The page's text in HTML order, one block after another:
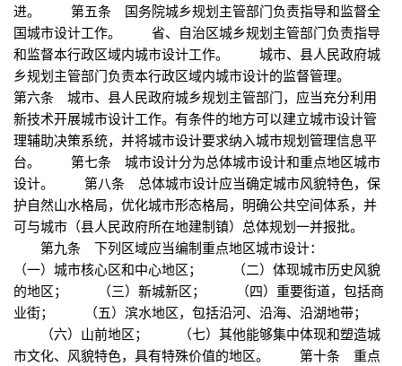
进。 第五条 国务院城乡规划主管部门负责指导和监督全
国城市设计工作。 省、自治区城乡规划主管部门负责指导
和监督本行政区域内城市设计工作。 城市、县人民政府城
乡规划主管部门负责本行政区域内城市设计的监督管理。
第六条 城市、县人民政府城乡规划主管部门，应当充分利用
新技术开展城市设计工作。有条件的地方可以建立城市设计管
理辅助决策系统，并将城市设计要求纳入城市规划管理信息平
台。 第七条 城市设计分为总体城市设计和重点地区城市
设计。 第八条 总体城市设计应当确定城市风貌特色，保
护自然山水格局，优化城市形态格局，明确公共空间体系，并
可与城市（县人民政府所在地建制镇）总体规划一并报批。
第九条 下列区域应当编制重点地区城市设计：
（一）城市核心区和中心地区； （二）体现城市历史风貌
的地区； （三）新城新区； （四）重要街道，包括商
业街； （五）滨水地区，包括沿河、沿海、沿湖地带；
（六）山前地区； （七）其他能够集中体现和塑造城
市文化、风貌特色，具有特殊价值的地区。 第十条 重点